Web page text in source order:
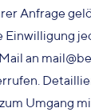
Anfrage
Einwilligung
an
Umgang